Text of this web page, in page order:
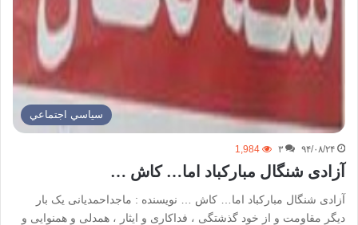
سياسي اجتماعي
۹۴/۰۸/۲۴ ۳ 1,984
آزادی شنگال مبارکباد اما… کاش …
آزادی شنگال مبارکباد اما… کاش … نویسنده : ماجداحمدیانی یک بار
دیگر مقاومت و از خود گذشتگی ، فداکاری و ایثار ، همدلی و همنوایی و